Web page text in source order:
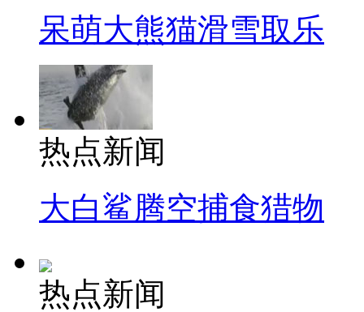
呆萌大熊猫滑雪取乐
热点新闻
大白鲨腾空捕食猎物
热点新闻